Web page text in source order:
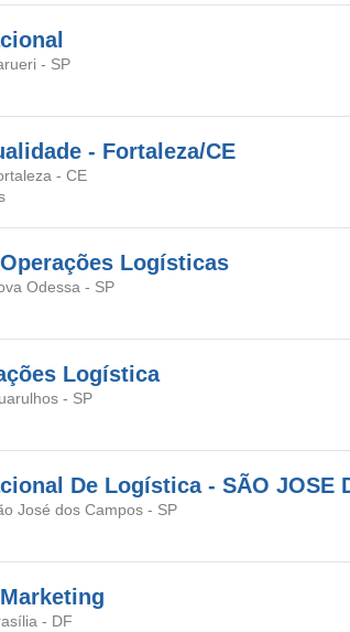
- SP
- Fortaleza/CE
- CE
Logísticas
Odessa - SP
Logística
- SP
De Logística - SÃO JOSE
José dos Campos - SP
- DF